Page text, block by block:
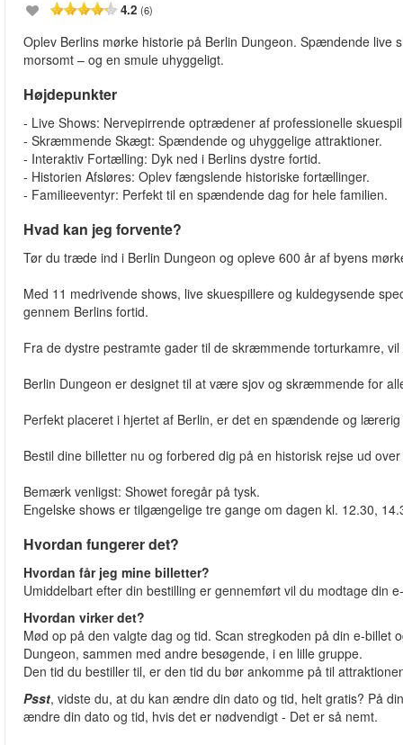
4.2 (6)
Oplev Berlins mørke historie på Berlin Dungeon. Spændende
morsomt – og en smule uhyggeligt.
Højdepunkter
- Live Shows: Nervepirrende optrædener af professionelle
- Skræmmende Skægt: Spændende og uhyggelige attraktioner.
- Interaktiv Fortælling: Dyk ned i Berlins dystre fortid.
- Historien Afsløres: Oplev fængslende historiske fortællinger.
- Familieeventyr: Perfekt til en spændende dag for hele familien.
Hvad kan jeg forvente?
Tør du træde ind i Berlin Dungeon og opleve 600 år af byens
Med 11 medrivende shows, live skuespillere og kuldegysende
gennem Berlins fortid.
Fra de dystre pestramte gader til de skræmmende torturkamre,
Berlin Dungeon er designet til at være sjov og skræmmende for
Perfekt placeret i hjertet af Berlin, er det en spændende og
Bestil dine billetter nu og forbered dig på en historisk rejse ud
Bemærk venligst: Showet foregår på tysk.
Engelske shows er tilgængelige tre gange om dagen kl. 12.30,
Hvordan fungerer det?
Hvordan får jeg mine billetter?
Umiddelbart efter din bestilling er gennemført vil du modtage din
Hvordan virker det?
Mød op på den valgte dag og tid. Scan stregkoden på din e-
Dungeon, sammen med andre besøgende, i en lille gruppe.
Den tid du bestiller til, er den tid du bør ankomme på til
Psst, vidste du, at du kan ændre din dato og tid, helt gratis? På
ændre din dato og tid, hvis det er nødvendigt - Det er så nemt.